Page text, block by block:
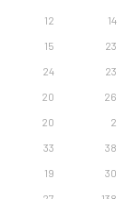
12 14
15 23
24 23
20 26
20 2
33 38
19 30